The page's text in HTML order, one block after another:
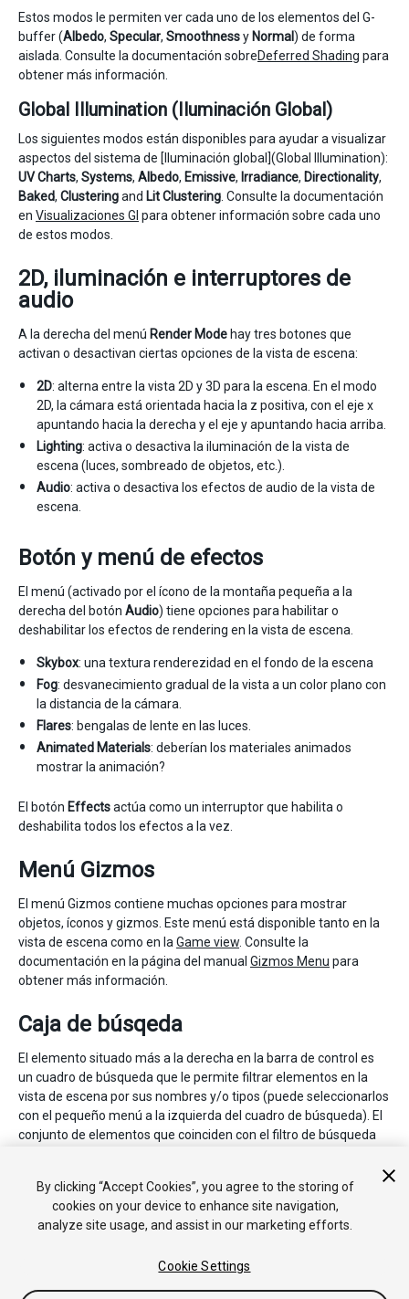
Estos modos le permiten ver cada uno de los elementos del G-
buffer (Albedo, Specular, Smoothnessy Normal) de forma
aislada. Consulte la documentación sobreDeferred Shading para
obtener más información.
Global Illumination (Iluminación Global)
Los siguientes modos están disponibles para ayudar a visualizar
aspectos del sistema de [Iluminación global](Global Illumination):
UV Charts, Systems, Albedo, Emissive, Irradiance, Directionality,
Baked, Clusteringand Lit Clustering . Consulte la documentación
en Visualizaciones GI para obtener información sobre cada uno
de estos modos.
2D, iluminación e interruptores de
audio
A la derecha del menú Render Mode hay tres botones que
activan o desactivan ciertas opciones de la vista de escena:
2D: alterna entre la vista 2D y 3D para la escena. En el modo
2D, la cámara está orientada hacia la z positiva, con el eje x
apuntando hacia la derecha y el eje y apuntando hacia arriba.
Lighting: activa o desactiva la iluminación de la vista de
escena (luces, sombreado de objetos, etc.).
Audio: activa o desactiva los efectos de audio de la vista de
escena.
Botón y menú de efectos
El menú (activado por el ícono de la montaña pequeña a la
derecha del botón Audio) tiene opciones para habilitar o
deshabilitar los efectos de rendering en la vista de escena.
Skybox: una textura renderezidad en el fondo de la escena
Fog: desvanecimiento gradual de la vista a un color plano con
la distancia de la cámara.
Flares: bengalas de lente en las luces.
Animated Materials: deberían los materiales animados
mostrar la animación?
El botón Effectsactúa como un interruptor que habilita o
deshabilita todos los efectos a la vez.
Menú Gizmos
El menú Gizmos contiene muchas opciones para mostrar
objetos, íconos y gizmos. Este menú está disponible tanto en la
vista de escena como en la Game view . Consulte la
documentación en la página del manual Gizmos Menu para
obtener más información.
Caja de búsqeda
El elemento situado más a la derecha en la barra de control es
un cuadro de búsqueda que le permite filtrar elementos en la
vista de escena por sus nombres y/o tipos (puede seleccionarlos
con el pequeño menú a la izquierda del cuadro de búsqueda). El
conjunto de elementos que coinciden con el filtro de búsqueda
Escena.
By clicking “Accept Cookies”, you agree to the storing of
cookies on your device to enhance site navigation,
analyze site usage, and assist in our marketing efforts.
Cookie Settings